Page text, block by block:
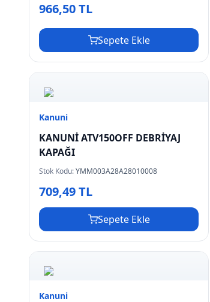
966,50 TL
Sepete Ekle
Kanuni
KANUNİ ATV150OFF DEBRİYAJ
KAPAĞI
Stok Kodu:YMM003A28A28010008
709,49 TL
Sepete Ekle
Kanuni